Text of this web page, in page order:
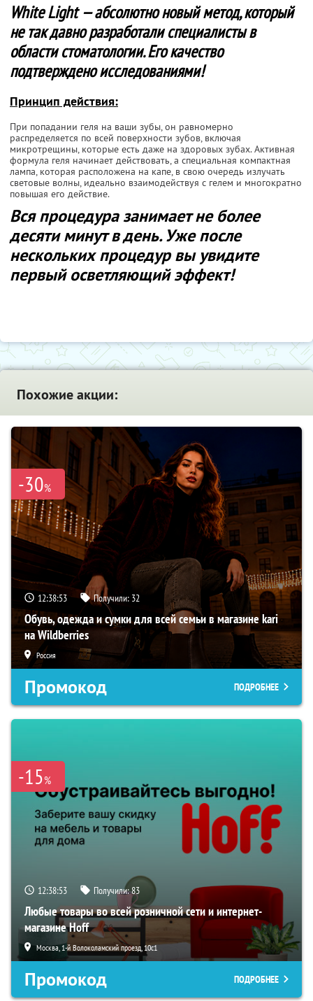
White Light — абсолютно новый метод, который
не так давно разработали специалисты в
области стоматологии. Его качество
подтверждено исследованиями!
Принцип действия:
При попадании геля на ваши зубы, он равномерно
распределяется по всей поверхности зубов, включая
микротрещины, которые есть даже на здоровых зубах. Активная
формула геля начинает действовать, а специальная компактная
лампа, которая расположена на капе, в свою очередь излучать
световые волны, идеально взаимодействуя с гелем и многократно
повышая его действие.
Вся процедура занимает не более
десяти минут в день. Уже после
нескольких процедур вы увидите
первый осветляющий эффект!
Похожие акции:
-30%
12:38:52 Получили: 32
Обувь, одежда и сумки для всей семьи в магазине kari
на Wildberries
Россия
Промокод ПОДРОБНЕЕ
-15%
12:38:52 Получили:83
Любые товары во всей розничной сети и интернет-
магазине Hoff
Москва, 1-й Волоколамский проезд, 10с1
Промокод ПОДРОБНЕЕ